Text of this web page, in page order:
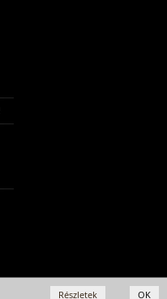
OK
Részletek